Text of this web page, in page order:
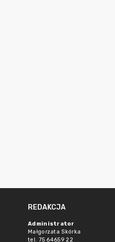
REDAKCJA
Administrator
Małgorzata Skórka
tel. 75 64659 22